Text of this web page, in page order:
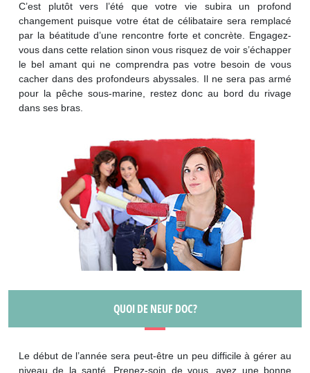
C’est plutôt vers l’été que votre vie subira un profond
changement puisque votre état de célibataire sera remplacé
par la béatitude d’une rencontre forte et concrète. Engagez-
vous dans cette relation sinon vous risquez de voir s’échapper
le bel amant qui ne comprendra pas votre besoin de vous
cacher dans des profondeurs abyssales. Il ne sera pas armé
pour la pêche sous-marine, restez donc au bord du rivage
dans ses bras.
QUOI DE NEUF DOC?
Le début de l’année sera peut-être un peu difficile à gérer au
niveau de la santé. Prenez-soin de vous, ayez une bonne